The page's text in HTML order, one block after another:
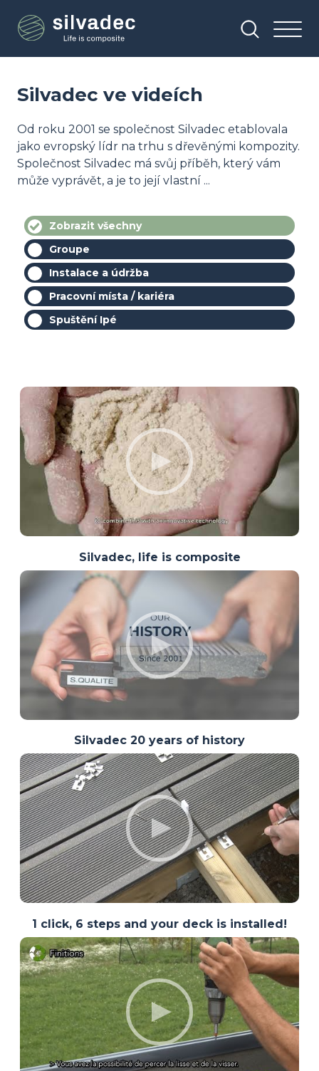
hlavnímu
Silvadec ve videích
Od roku 2001 se společnost Silvadec etablovala
jako evropský lídr na trhu s dřevěnými kompozity.
Společnost Silvadec má svůj příběh, který vám
může vyprávět, a je to její vlastní ...
Zobrazit všechny
Groupe
Instalace a údržba
Pracovní místa / kariéra
Spuštění Ipé
Silvadec, life is composite
Silvadec 20 years of history
1 click, 6 steps and your deck is installed!